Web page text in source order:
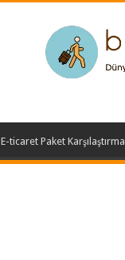
E-ticaret Paket Karşılaştırma